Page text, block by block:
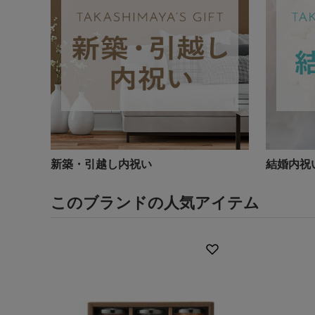
新築・引越し内祝い 結婚内祝
このブランドの人気アイテム